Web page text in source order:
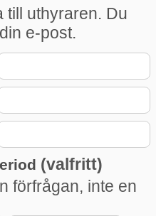
till uthyraren. Du
e-post.
(valfritt)
förfrågan, inte en